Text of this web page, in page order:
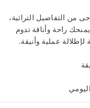
من التفاصيل التراثية،
جلد البقر الطبيعي 100% يمنحك راحة وأناقة تدوم
عملية وأنيقة.